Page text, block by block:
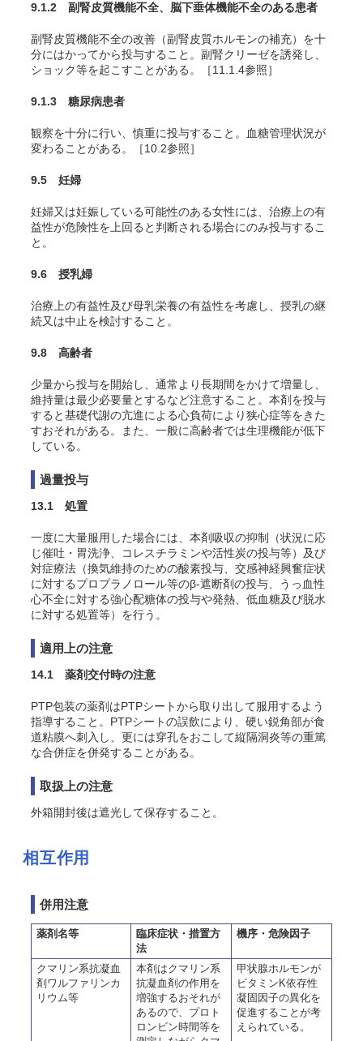
9.1.2 副腎皮質機能不全、脳下垂体機能不全のある患者
副腎皮質機能不全の改善（副腎皮質ホルモンの補充）を十
分にはかってから投与すること。副腎クリーゼを誘発し、
ショック等を起こすことがある。［11.1.4参照］
9.1.3 糖尿病患者
観察を十分に行い、慎重に投与すること。血糖管理状況が
変わることがある。［10.2参照］
9.5 妊婦
妊婦又は妊娠している可能性のある女性には、治療上の有
益性が危険性を上回ると判断される場合にのみ投与するこ
と。
9.6 授乳婦
治療上の有益性及び母乳栄養の有益性を考慮し、授乳の継
続又は中止を検討すること。
9.8 高齢者
少量から投与を開始し、通常より長期間をかけて増量し、
維持量は最少必要量とするなど注意すること。本剤を投与
すると基礎代謝の亢進による心負荷により狭心症等をきた
すおそれがある。また、一般に高齢者では生理機能が低下
している。
過量投与
13.1 処置
一度に大量服用した場合には、本剤吸収の抑制（状況に応
じ催吐・胃洗浄、コレスチラミンや活性炭の投与等）及び
対症療法（換気維持のための酸素投与、交感神経興奮症状
に対するプロプラノロール等のβ-遮断剤の投与、うっ血性
心不全に対する強心配糖体の投与や発熱、低血糖及び脱水
に対する処置等）を行う。
適用上の注意
14.1 薬剤交付時の注意
PTP包装の薬剤はPTPシートから取り出して服用するよう
指導すること。PTPシートの誤飲により、硬い鋭角部が食
道粘膜へ刺入し、更には穿孔をおこして縦隔洞炎等の重篤
な合併症を併発することがある。
取扱上の注意
外箱開封後は遮光して保存すること。
相互作用
併用注意
薬剤名等
臨床症状・措置方
法
機序・危険因子
クマリン系抗凝血
剤ワルファリンカ
リウム等
本剤はクマリン系
抗凝血剤の作用を
増強するおそれが
あるので、プロト
ロンビン時間等を
甲状腺ホルモンが
ビタミンK依存性
凝固因子の異化を
促進することが考
えられている。